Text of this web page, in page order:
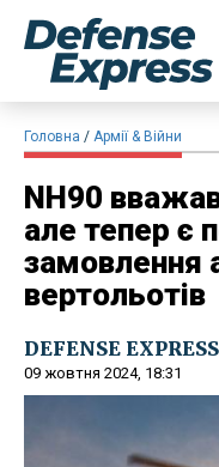
Головна Армії & Війни
NH90
але тепер є
замовлення
вертольотів
DEFENSE EXPRESS
09 жовтня 2024, 18:31